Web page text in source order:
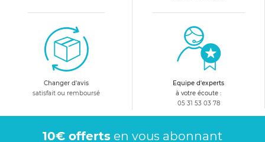
Changer d'avis
satisfait ou remboursé
Equipe d'experts
à votre écoute :
05 31 53 03 78
10€ offerts en vous abonnant